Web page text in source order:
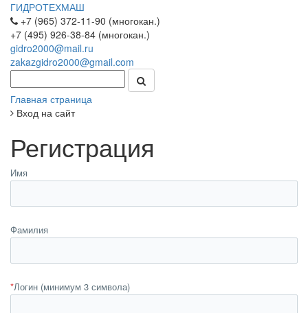
ГИДРОТЕХМАШ
+7 (965) 372-11-90 (многокан.)
+7 (495) 926-38-84 (многокан.)
gidro2000@mail.ru
zakazgidro2000@gmail.com
Главная страница
Вход на сайт
Регистрация
Имя
Фамилия
*Логин (минимум 3 символа)